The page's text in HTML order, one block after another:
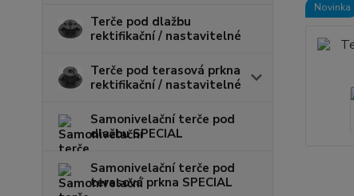
Terče pod dlažbu
rektifikační / nastavitelné
Terče pod terasová prkna
rektifikační / nastavitelné
Samonivelační terče pod
dlažbu SPECIAL
Samonivelační terče pod
terasová prkna SPECIAL
Novinka